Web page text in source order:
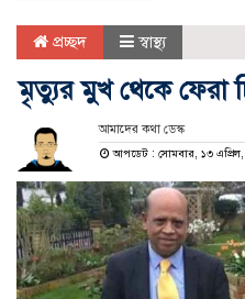
প্রচ্ছদ স্বাস্থ্য
মৃত্যুর মুখ থেকে ফেরা
আমাদের কথা ডেস্ক
আপডেট : সোমবার, ১৩